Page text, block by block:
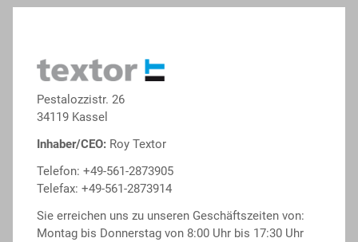
Pestalozzistr. 26
34119 Kassel
Inhaber/CEO: Roy Textor
Telefon: +49-561-2873905
Telefax: +49-561-2873914
Sie erreichen uns zu unseren Geschäftszeiten von:
Montag bis Donnerstag von 8:00 Uhr bis 17:30 Uhr